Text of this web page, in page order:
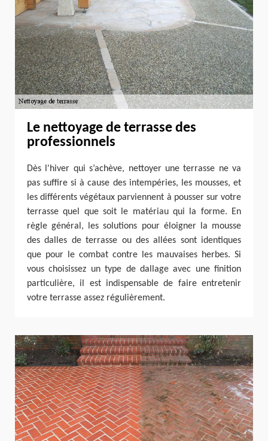
Le nettoyage de terrasse des
professionnels
Dès l'hiver qui s’achève, nettoyer une terrasse ne va
pas suffire si à cause des intempéries, les mousses, et
les différents végétaux parviennent à pousser sur votre
terrasse quel que soit le matériau qui la forme. En
règle général, les solutions pour éloigner la mousse
des dalles de terrasse ou des allées sont identiques
que pour le combat contre les mauvaises herbes. Si
vous choisissez un type de dallage avec une finition
particulière, il est indispensable de faire entretenir
votre terrasse assez régulièrement.